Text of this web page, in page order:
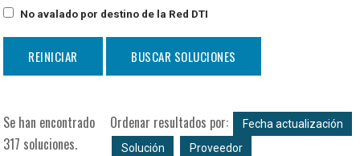
No avalado por destino de la Red DTI
Se han encontrado
317 soluciones.
Ordenar resultados por:
Fecha actualización
Solución
Proveedor